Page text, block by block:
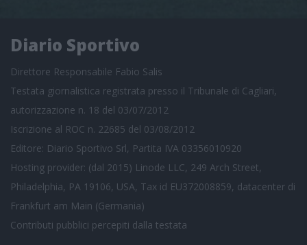
Diario Sportivo
Direttore Responsabile Fabio Salis
Testata giornalistica registrata presso il Tribunale di Cagliari,
autorizzazione n. 18 del 03/07/2012
Iscrizione al ROC n. 22685 del 03/08/2012
Editore: Diario Sportivo Srl, Partita IVA 03356010920
Hosting provider: (dal 2015) Linode LLC, 249 Arch Street,
Philadelphia, PA 19106, USA, Tax id EU372008859, datacenter di
Frankfurt am Main (Germania)
Contributi pubblici percepiti dalla testata